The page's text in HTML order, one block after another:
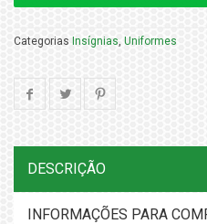
Categorias Insígnias Uniformes
DESCRIÇÃO
INFORMAÇÕES PARA